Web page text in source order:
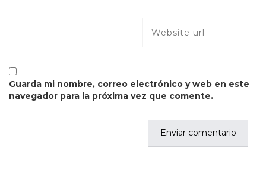
Guarda mi nombre, correo electrónico y web en este
navegador para la próxima vez que comente.